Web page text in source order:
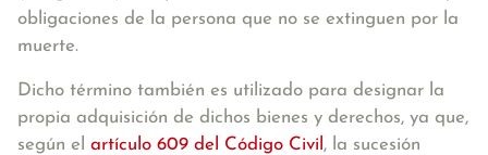
obligaciones de la persona que no se extinguen por la
muerte.
Dicho término también es utilizado para designar la
propia adquisición de dichos bienes y derechos, ya que,
según el artículo 609 del Código Civil , la sucesión